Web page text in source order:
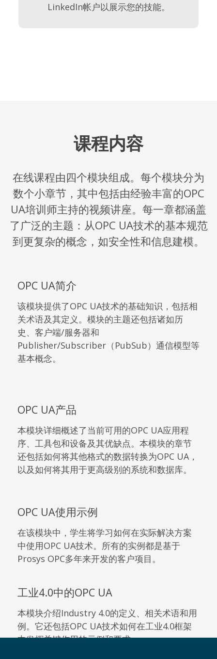
LinkedIn帐户以展示您的技能。
课程内容
在线课程由四个模块组成。每个模块分为
数个小章节，其中包括由经验丰富的OPC
UA培训师主持的视频讲座。每一章都涵盖
了广泛的主题：从OPC UA技术的基本规范
到更复杂的概念，如安全性和信息建模。
OPC UA简介
该模块提供了OPC UA技术的基础知识，包括相
关术语及其定义。模块的主题还包括诸如历
史、客户端/服务器和
Publisher/Subscriber（PubSub）通信模型等
基本概念。
OPC UA产品
本模块详细概述了当前可用的OPC UA应用程
序、工具包和设备及其优缺点。本模块的章节
还包括如何将其他格式的数据转换为OPC UA，
以及如何将其用于更高级别的系统和数据库。
OPC UA使用示例
在该模块中，学生将学习如何在实际解决方案
中使用OPC UA技术。所有的实例都是基于
Prosys OPC多年来开发的客户项目。
工业4.0中的OPC UA
本模块介绍Industry 4.0的定义、相关术语和用
例。它还包括OPC UA技术如何在工业4.0框架
中发挥关键作用的示例和要求。